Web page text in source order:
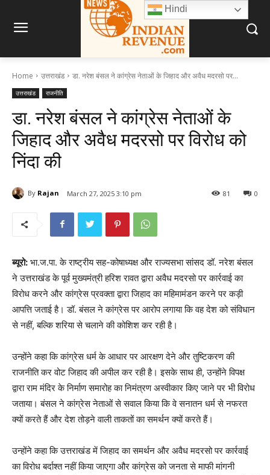
Home उत्तराखंड डा. नरेश बंसल ने कांग्रेस नेताओं के जिहाद और अवैध मदरसो पर...
उत्तराखंड राजनीति
डा. नरेश बंसल ने कांग्रेस नेताओं के
जिहाद और अवैध मदरसो पर विरोध को
निंदा की
By Rajan March 27, 2025 3:10 pm 0
81
ब्यूरो: भा.ज.पा. के राष्ट्रीय सह-कोषाध्यक्ष और राज्यसभा सांसद डॉ. नरेश बंसल
ने उत्तराखंड के पूर्व मुख्यमंत्री हरिश रावत द्वारा अवैध मदरसो पर कार्रवाई का
विरोध करने और कांग्रेस प्रवक्ता द्वारा जिहाद का महिमामंडन करने पर कड़ी
आपत्ति जताई है। डॉ. बंसल ने कांग्रेस पर आरोप लगाया कि वह देश को संविधान
से नहीं, बल्कि शरिया से चलाने की कोशिश कर रही है।
उन्होंने कहा कि कांग्रेस धर्म के आधार पर आरक्षण देने और तुष्टिकरण की
राजनीति कर वोट जिहाद की अपील कर रही है। इसके साथ ही, उन्होंने विपक्ष
द्वारा राम मंदिर के निर्माण समारोह का निमंत्रण अस्वीकार किए जाने पर भी विरोध
जताया। बंसल ने कांग्रेस नेताओं से सवाल किया कि वे सनातन धर्म से नफरत
क्यों करते हैं और देश तोड़ने वाली ताकतों का समर्थन क्यों करते हैं।
उन्होंने कहा कि उत्तराखंड में जिहाद का समर्थन और अवैध मदरसो पर कार्रवाई
का विरोध बर्दाश्त नहीं किया जाएगा और कांग्रेस को जनता से माफी मांगनी
Hindi